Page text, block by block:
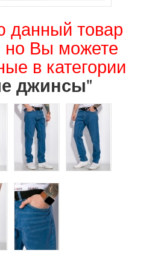
данный товар
но Вы можете
в категории
джинсы"